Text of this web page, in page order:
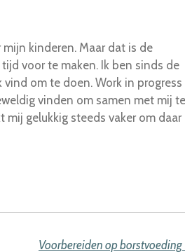
kinderen. Maar dat is de
voor te maken. Ik ben sinds de
om te doen. Work in progress
vinden om samen met mij
mij gelukkig steeds vaker om daar
Voorbereiden op borstvoeding